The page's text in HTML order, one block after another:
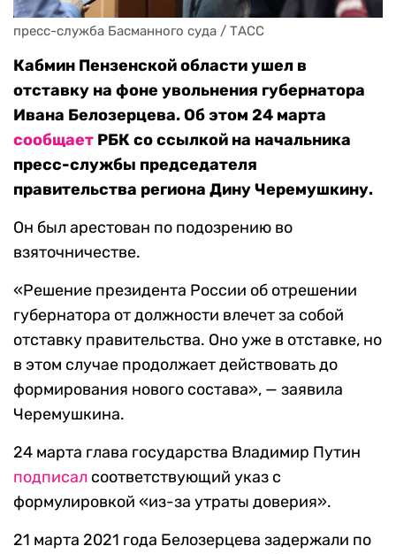
пресс-служба Басманного суда / ТАСС
Кабмин Пензенской области ушел в
отставку на фоне увольнения губернатора
Ивана Белозерцева. Об этом 24 марта
сообщает РБК со ссылкой на начальника
пресс-службы председателя
правительства региона Дину Черемушкину.
Он был арестован по подозрению во
взяточничестве.
«Решение президента России об отрешении
губернатора от должности влечет за собой
отставку правительства. Оно уже в отставке, но
в этом случае продолжает действовать до
формирования нового состава», — заявила
Черемушкина.
24 марта глава государства Владимир Путин
подписал соответствующий указ с
формулировкой «из-за утраты доверия».
21 марта 2021 года Белозерцева задержали по